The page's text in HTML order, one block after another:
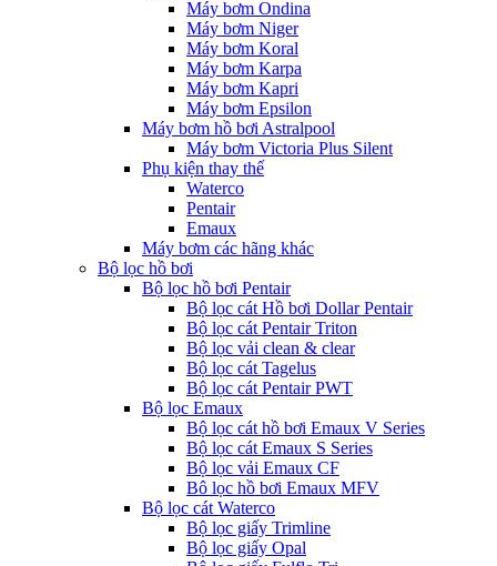
Máy bơm Ondina
Máy bơm Niger
Máy bơm Koral
Máy bơm Karpa
Máy bơm Kapri
Máy bơm Epsilon
Máy bơm hồ bơi Astralpool
Máy bơm Victoria Plus Silent
Phụ kiện thay thế
Waterco
Pentair
Emaux
Máy bơm các hãng khác
Bộ lọc hồ bơi
Bộ lọc hồ bơi Pentair
Bộ lọc cát Hồ bơi Dollar Pentair
Bộ lọc cát Pentair Triton
Bộ lọc vải clean & clear
Bộ lọc cát Tagelus
Bộ lọc cát Pentair PWT
Bộ lọc Emaux
Bộ lọc cát hồ bơi Emaux V Series
Bộ lọc cát Emaux S Series
Bộ lọc vải Emaux CF
Bô lọc hồ bơi Emaux MFV
Bộ lọc cát Waterco
Bộ lọc giấy Trimline
Bộ lọc giấy Opal